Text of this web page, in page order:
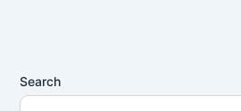
Search